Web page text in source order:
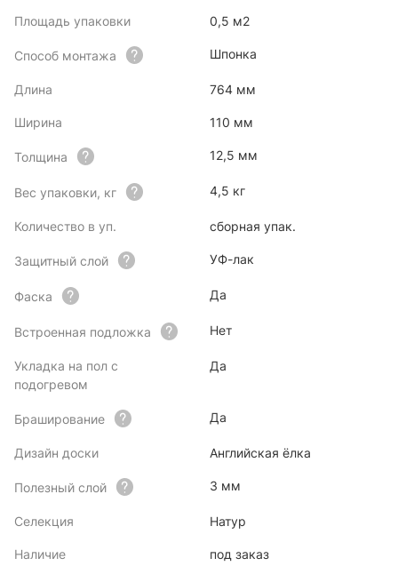
Площадь упаковки 0,5 м2
Способ монтажа Шпонка
Длина 764 мм
Ширина 110 мм
Толщина 12,5 мм
Вес упаковки, кг 4,5 кг
Количество в уп. сборная упак.
Защитный слой УФ-лак
Фаска Да
Встроенная подложка Нет
Укладка на пол с
подогревом
Да
Браширование Да
Дизайн доски Английская ёлка
Полезный слой 3 мм
Селекция Натур
Наличие под заказ